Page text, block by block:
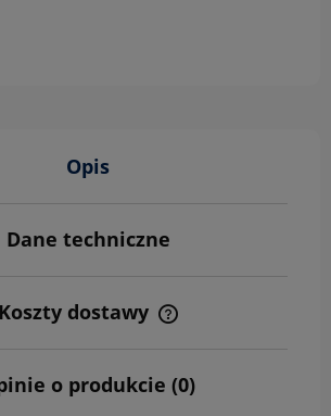
Opis
Dane techniczne
Koszty dostawy
ewentualnych kosztów płatności
o produkcie (0)